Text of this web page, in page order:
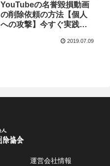
YouTubeの名誉毀損動画
の削除依頼の方法【個人
への攻撃】今すぐ実践可
2019.07.09
運営会社情報